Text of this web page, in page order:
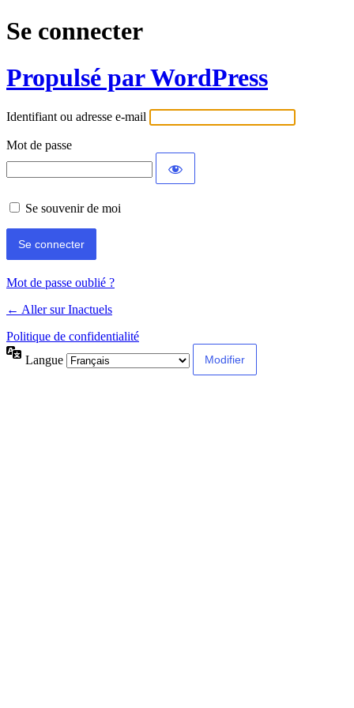
Se connecter
Propulsé par WordPress
Identifiant ou adresse e-mail
Mot de passe
Se souvenir de moi
Mot de passe oublié ?
← Aller sur Inactuels
Politique de confidentialité
Langue